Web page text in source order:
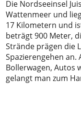
Die Nordseeinsel
Wattenmeer und
17 Kilometern und
beträgt 900 Meter,
Strände prägen die
Spazierengehen an.
Bollerwagen, Autos
gelangt man zum